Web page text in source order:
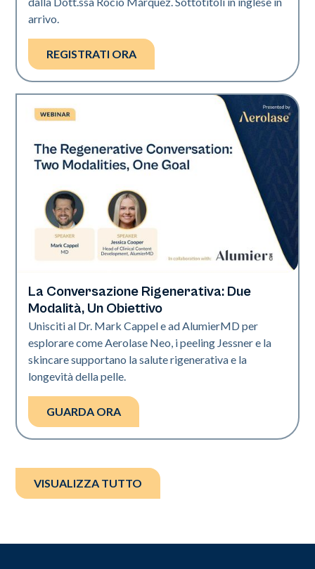
arrivo.
REGISTRATI ORA
Neo Elite
La Conversazione Rigenerativa: Due
Modalità, Un Obiettivo
Unisciti al Dr. Mark Cappel e ad AlumierMD per
esplorare come Aerolase Neo, i peeling Jessner e la
skincare supportano la salute rigenerativa e la
longevità della pelle.
GUARDA ORA
VISUALIZZA TUTTO